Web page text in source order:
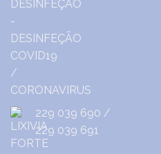
229 039 690 /
229 039 691